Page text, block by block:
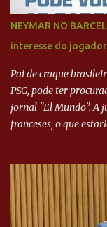
NEYMAR NO
interesse do
Pai de craque
PSG, pode ter
jornal "El Mundo". A
franceses, o que
Neymar Pai nega